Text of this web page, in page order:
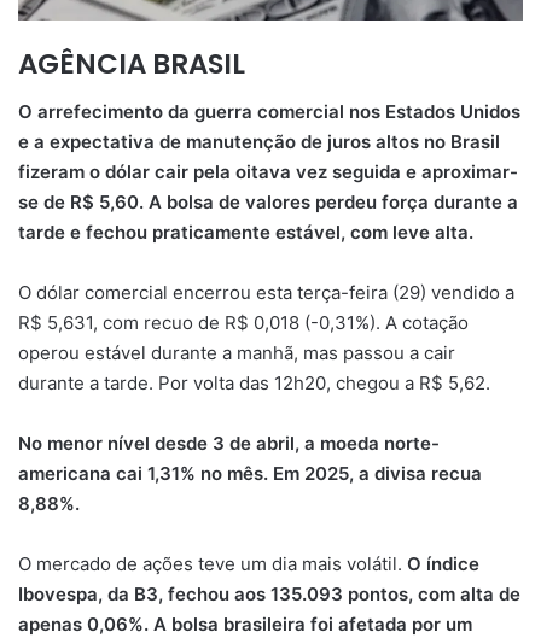
AGÊNCIA BRASIL
O arrefecimento da guerra comercial nos Estados Unidos
e a expectativa de manutenção de juros altos no Brasil
fizeram o dólar cair pela oitava vez seguida e aproximar-
se de R$ 5,60. A bolsa de valores perdeu força durante a
tarde e fechou praticamente estável, com leve alta.
O dólar comercial encerrou esta terça-feira (29) vendido a
R$ 5,631, com recuo de R$ 0,018 (-0,31%). A cotação
operou estável durante a manhã, mas passou a cair
durante a tarde. Por volta das 12h20, chegou a R$ 5,62.
No menor nível desde 3 de abril, a moeda norte-
americana cai 1,31% no mês. Em 2025, a divisa recua
8,88%.
O mercado de ações teve um dia mais volátil. O índice
Ibovespa, da B3, fechou aos 135.093 pontos, com alta de
apenas 0,06%. A bolsa brasileira foi afetada por um